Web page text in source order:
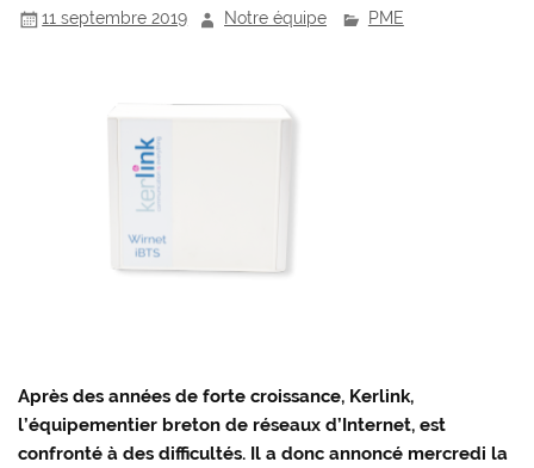
11 septembre 2019 Notre équipe PME
Après des années de forte croissance, Kerlink,
l’équipementier breton de réseaux d’Internet, est
confronté à des difficultés. Il a donc annoncé mercredi la